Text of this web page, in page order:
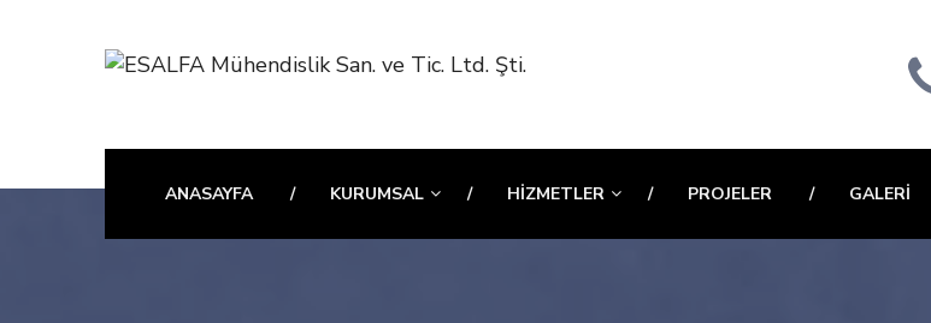
ANASAYFA KURUMSAL HIZMETLER PROJELER GALERI